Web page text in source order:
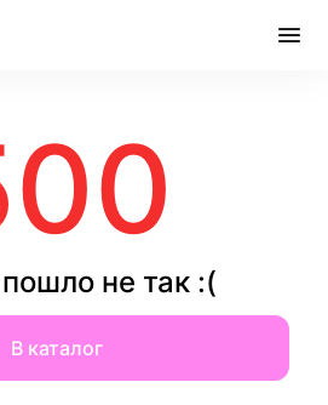
не так :(
В каталог